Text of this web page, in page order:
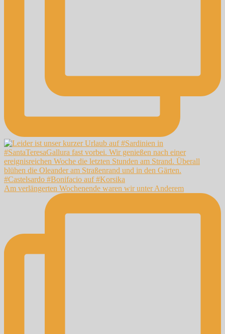
Am verlängerten Wochenende waren wir unter Anderem